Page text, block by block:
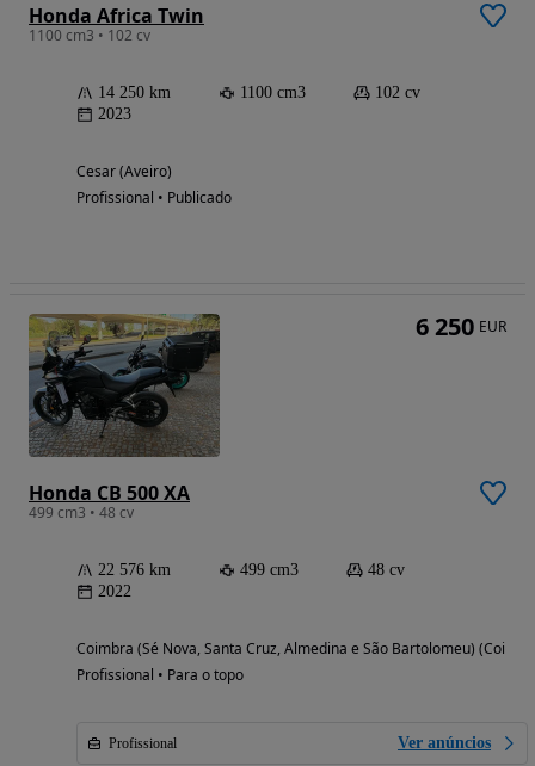
Honda Africa Twin
1100 cm3 • 102 cv
14 250 km 1100 cm3
102 cv
2023
Cesar (Aveiro)
Profissional • Publicado
Honda CB 500 XA
499 cm3 • 48 cv
22 576 km 499 cm3
48 cv
2022
Coimbra (Sé Nova, Santa Cruz, Almedina e São Bartolomeu)
Profissional • Para o topo
Profissional Ver anúncios
6 250 EUR